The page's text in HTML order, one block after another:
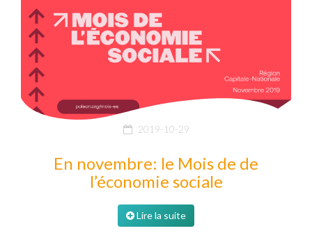
2019-10-29
En novembre: le Mois de de
l’économie sociale
Lire la suite